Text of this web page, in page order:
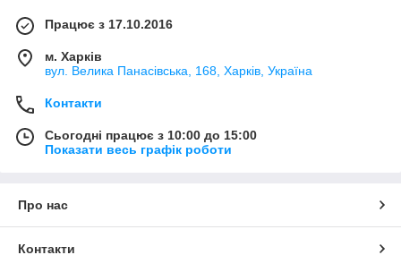
Працює з 17.10.2016
м. Харків
вул. Велика Панасівська, 168, Харків, Україна
Контакти
Сьогодні працює з 10:00 до 15:00
Показати весь графік роботи
Про нас
Контакти